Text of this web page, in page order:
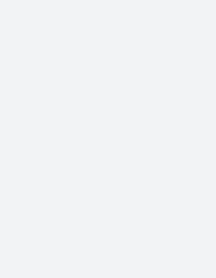
las redes
Euskadi